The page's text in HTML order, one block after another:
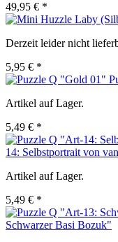
49,95 € *
Derzeit leider nicht
5,95 € *
Artikel auf Lager.
5,49 € *
14: Selbstportrait von
Artikel auf Lager.
5,49 € *
Schwarzer Basi Bozuk"